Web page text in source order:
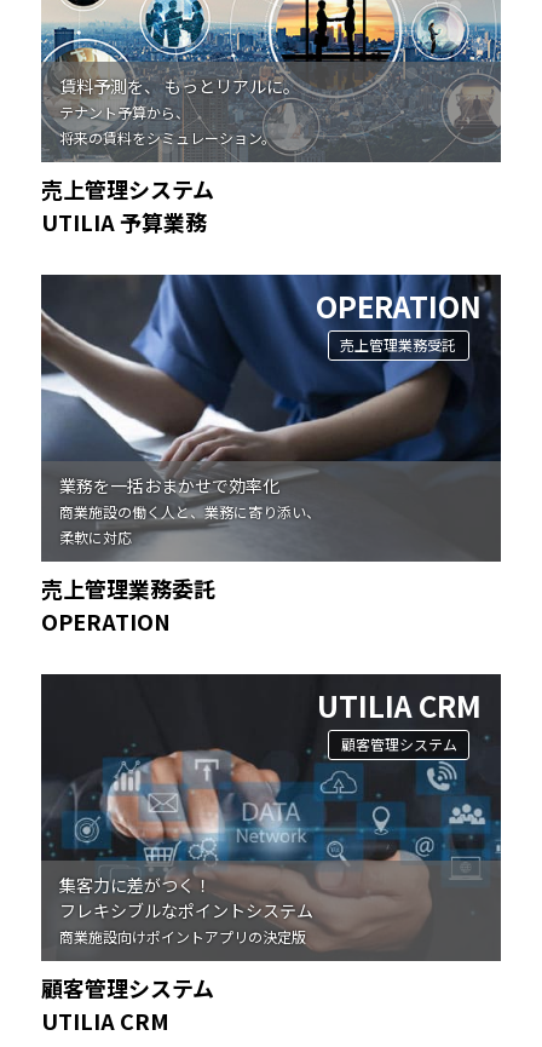
賃料予測を、 もっとリアルに。
テナント予算から、
将来の賃料をシミュレーション。
売上管理システム
UTILIA 予算業務
OPERATION
売上管理業務受託
業務を一括おまかせで効率化
商業施設の働く人と、業務に寄り添い、
柔軟に対応
売上管理業務委託
OPERATION
UTILIA CRM
顧客管理システム
集客力に差がつく！
フレキシブルなポイントシステム
商業施設向けポイントアプリの決定版
顧客管理システム
UTILIA CRM